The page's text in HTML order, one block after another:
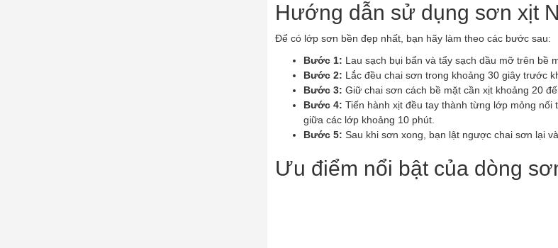
Hướng dẫn sử dụng sơn xịt
Để có lớp sơn bền đẹp nhất, bạn hãy làm theo các bước sau:
Bước 1: Lau sạch bụi bẩn và tẩy sạch dầu mỡ trên bề
Bước 2: Lắc đều chai sơn trong khoảng 30 giây trước
Bước 3: Giữ chai sơn cách bề mặt cần xịt khoảng 20
Bước 4: Tiến hành xịt đều tay thành từng lớp mỏng
giữa các lớp khoảng 10 phút.
Bước 5: Sau khi sơn xong, bạn lật ngược chai sơn lại
Ưu điểm nổi bật của dòng